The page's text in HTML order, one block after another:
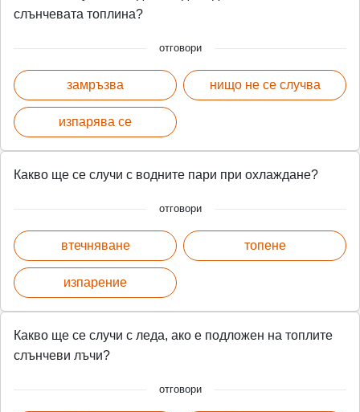
слънчевата топлина?
отговори
замръзва
изпарява се
нищо не се случва
Какво ще се случи с водните пари при охлаждане?
отговори
втечняване
изпарение
топене
Какво ще се случи с леда, ако е подложен на топлите
слънчеви лъчи?
отговори